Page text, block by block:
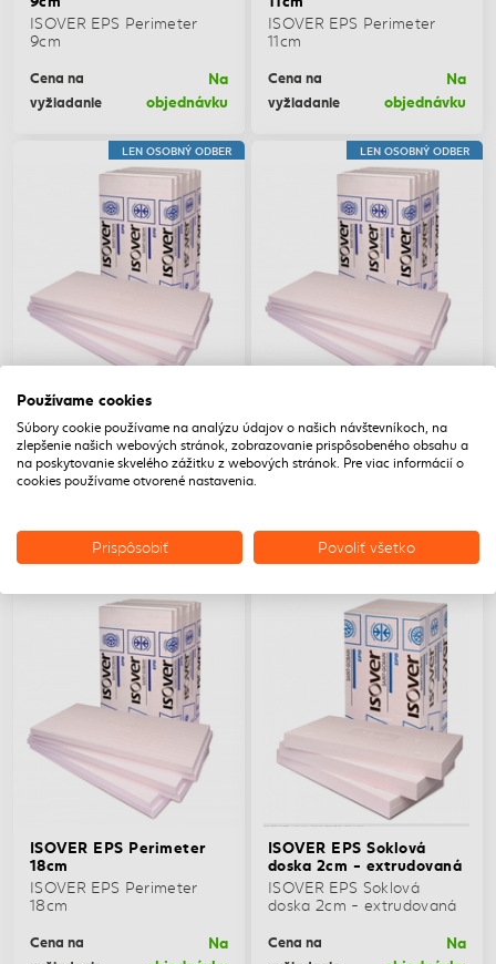
ISOVER EPS Perimeter
9cm
Cena na
vyžiadanie
Na
objednávku
ISOVER EPS Perimeter
11cm
Cena na
vyžiadanie
Na
objednávku
LEN OSOBNÝ ODBER
12cm
ISOVER EPS Perimeter
12cm
vyžiadanie
objednávku
LEN OSOBNÝ ODBER
14cm
ISOVER EPS Perimeter
14cm
vyžiadanie
objednávku
ISOVER EPS Perimeter
18cm
ISOVER EPS Perimeter
18cm
Cena na
Na
ISOVER EPS Soklová
doska 2cm - extrudovaná
ISOVER EPS Soklová
doska 2cm - extrudovaná
Cena na
Na
Používame cookies
Súbory cookie používame na analýzu údajov o našich návštevníkoch, na
zlepšenie našich webových stránok, zobrazovanie prispôsobeného obsahu a
na poskytovanie skvelého zážitku z webových stránok. Pre viac informácií o
cookies používame otvorené nastavenia.
Prispôsobiť Povoliť všetko